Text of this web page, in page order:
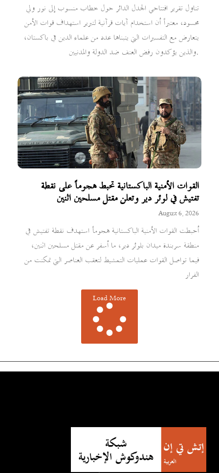
تناول تقرير افتتاحي الجدل الدائر حول خطاب منسوب إلى نور ولي
محسود، معتبراً أن استخدام آيات قرآنية لتبرير استهداف قوات الأمن
يتعارض مع التفسيرات التي يتبناها عدد من علماء الدين في باكستان،
والذين يؤكدون رفض العنف ضد الدولة والمدنيين.
القوات الأمنية الباكستانية تحبط هجوماً على نقطة
تفتيش في لوئر دير وتعلن مقتل مسلحين اثنين
August 6, 2026
أحبطت القوات الأمنية الباكستانية هجوماً استهدف نقطة تفتيش في
منطقة سربندة ميدان بلوئر دير، ما أسفر عن مقتل مسلحين اثنين،
فيما تواصل القوات عمليات التمشيط لتعقب العناصر التي تمكنت من
الفرار
Load More